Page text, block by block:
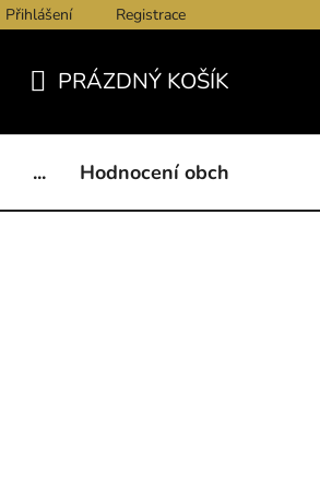
Kontakty Obchodní podmínky
Přihlášení Registrace
KOŠÍK
PRÁZDNÝ KOŠÍK
... Hodnocení obchodu